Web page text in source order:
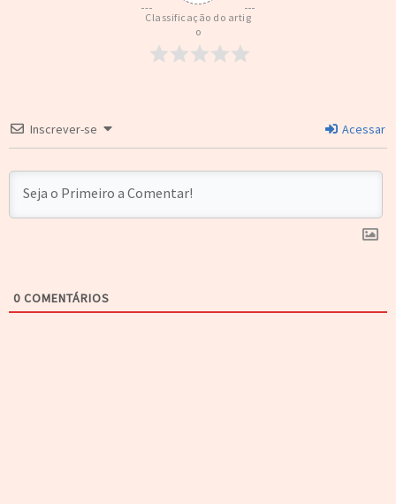
Classificação do artig
o
Inscrever-se Acessar
0 COMENTÁRIOS